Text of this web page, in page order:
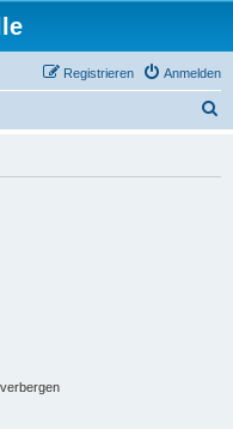
Anmelden
Registrieren